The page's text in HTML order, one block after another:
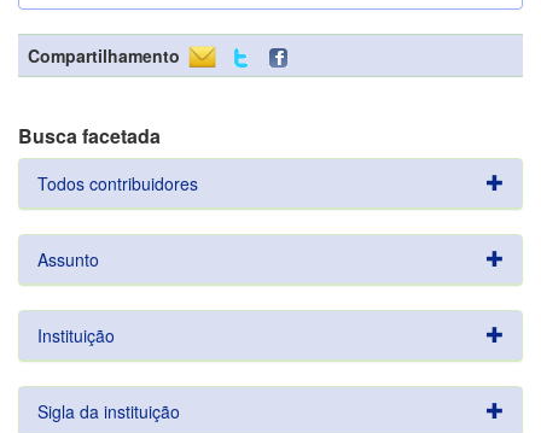
Compartilhamento
Busca facetada
Todos contribuidores
Assunto
Instituição
Sigla da instituição